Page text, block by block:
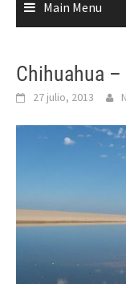
Main Menu
Chihuahua
27 julio, 2013